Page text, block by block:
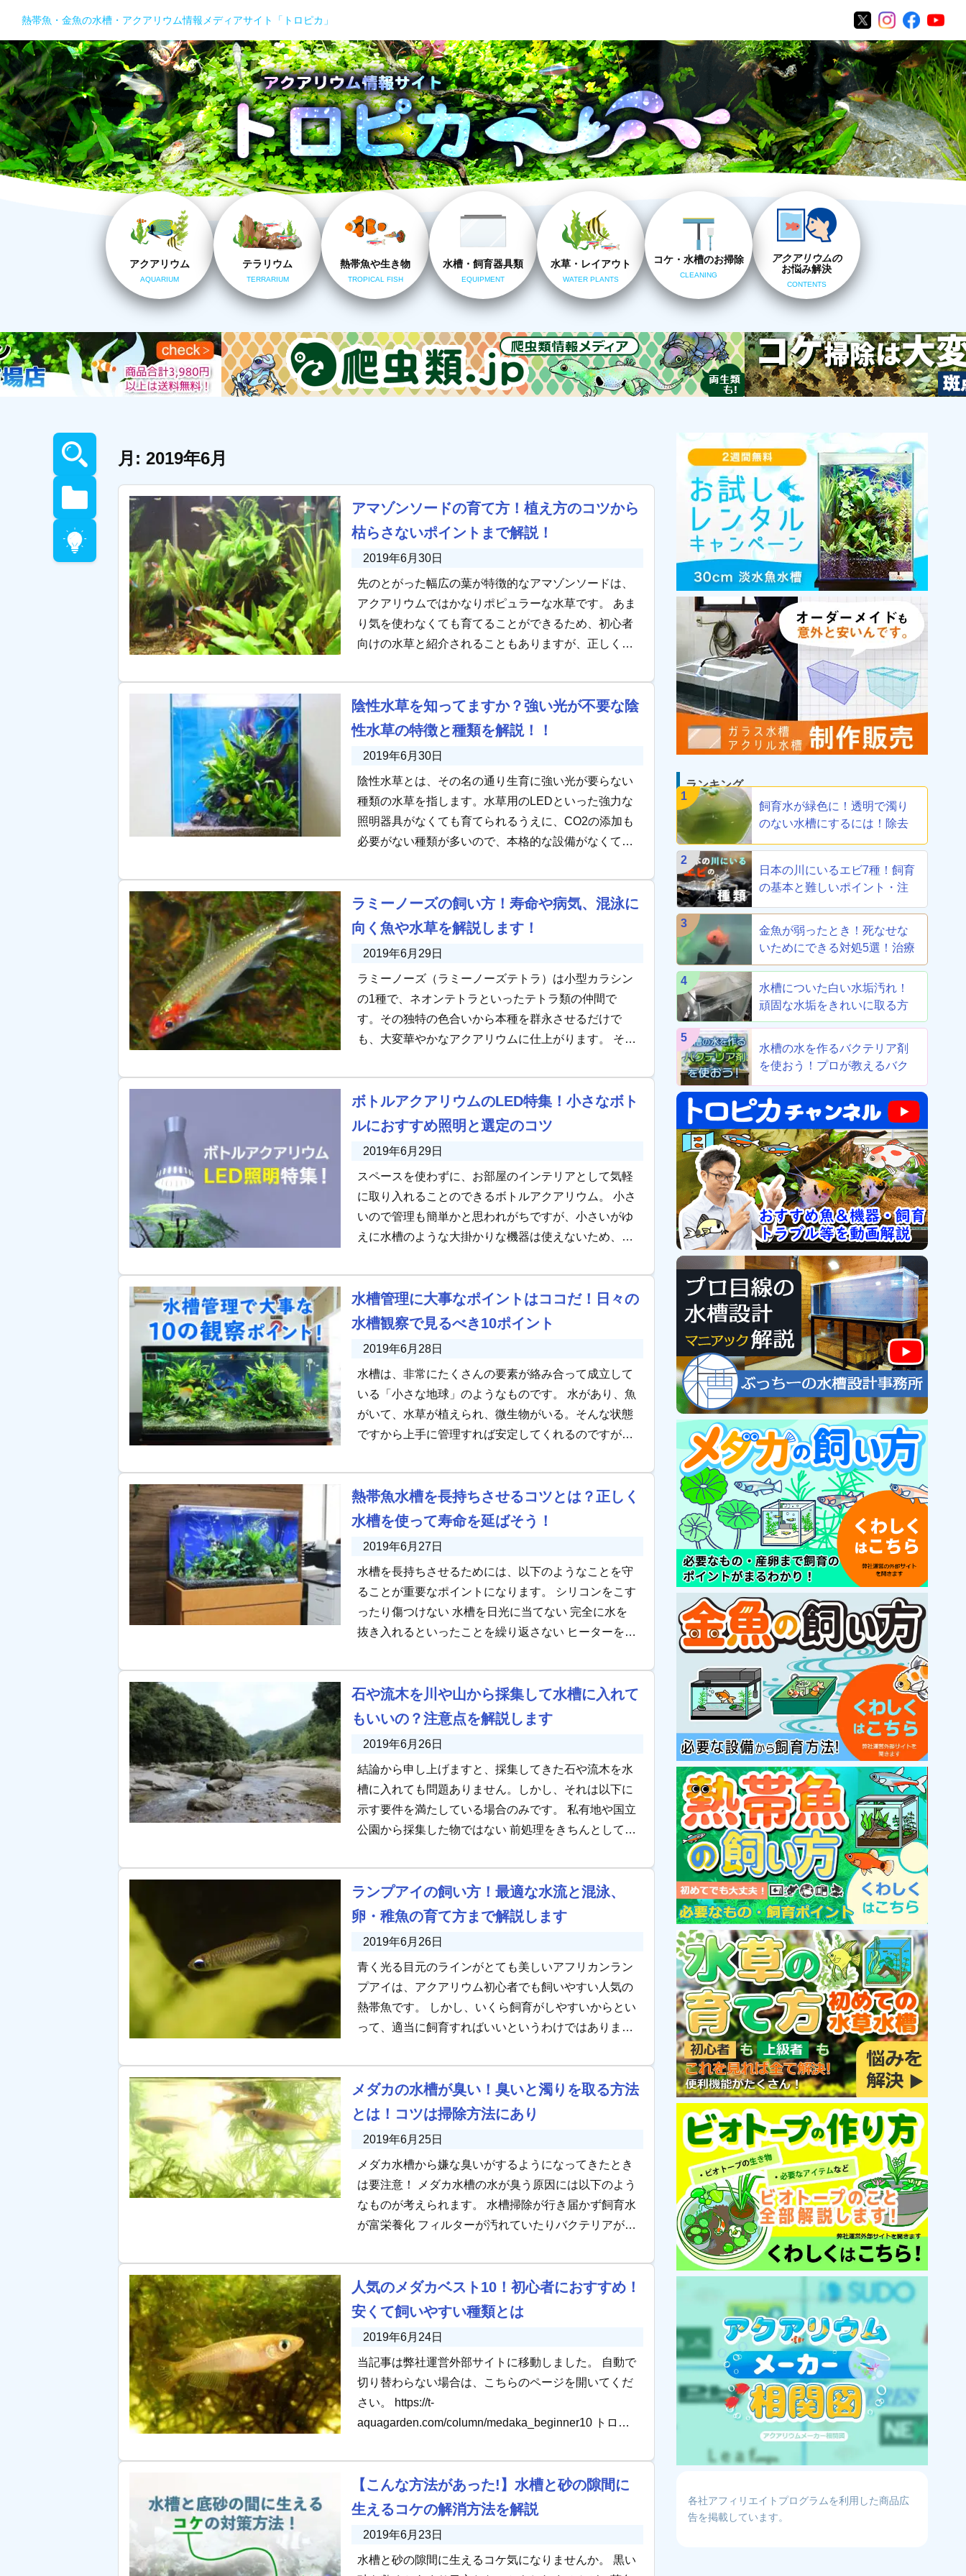
熱帯魚・金魚の水槽・アクアリウム情報メディアサイト「トロピカ」
アクアリウム
AQUARIUM
テラリウム
TERRARIUM
熱帯魚や生き物
TROPICAL FISH
水槽・飼育器具類
EQUIPMENT
水草・レイアウト
WATER PLANTS
コケ・水槽のお掃除
CLEANING
アクアリウムの
お悩み解決
CONTENTS
月:2019年6月
アマゾンソードの育て方！植え方のコツから
枯らさないポイントまで解説！
2019年6月30日
先のとがった幅広の葉が特徴的なアマゾンソードは、
アクアリウムではかなりポピュラーな水草です。 あま
り気を使わなくても育てることができるため、初心者
向けの水草と紹介されることもありますが、正しく育
陰性水草を知ってますか？強い光が不要な陰
性水草の特徴と種類を解説！！
2019年6月30日
陰性水草とは、その名の通り生育に強い光が要らない
種類の水草を指します。水草用のLEDといった強力な
照明器具がなくても育てられるうえに、CO2の添加も
必要がない種類が多いので、本格的な設備がなくても
ラミーノーズの飼い方！寿命や病気、混泳に
向く魚や水草を解説します！
2019年6月29日
ラミーノーズ（ラミーノーズテトラ）は小型カラシン
の1種で、ネオンテトラといったテトラ類の仲間で
す。その独特の色合いから本種を群永させるだけで
も、大変華やかなアクアリウムに仕上がります。 そん
ボトルアクアリウムのLED特集！小さなボト
ルにおすすめ照明と選定のコツ
2019年6月29日
スペースを使わずに、お部屋のインテリアとして気軽
に取り入れることのできるボトルアクアリウム。 小さ
いので管理も簡単かと思われがちですが、小さいがゆ
えに水槽のような大掛かりな機器は使えないため、逆
水槽管理に大事なポイントはココだ！日々の
水槽観察で見るべき10ポイント
2019年6月28日
水槽は、非常にたくさんの要素が絡み合って成立して
いる「小さな地球」のようなものです。 水があり、魚
がいて、水草が植えられ、微生物がいる。そんな状態
ですから上手に管理すれば安定してくれるのですが、
熱帯魚水槽を長持ちさせるコツとは？正しく
水槽を使って寿命を延ばそう！
2019年6月27日
水槽を長持ちさせるためには、以下のようなことを守
ることが重要なポイントになります。 シリコンをこす
ったり傷つけない 水槽を日光に当てない 完全に水を
抜き入れるといったことを繰り返さない ヒーターを水
石や流木を川や山から採集して水槽に入れて
もいいの？注意点を解説します
2019年6月26日
結論から申し上げますと、採集してきた石や流木を水
槽に入れても問題ありません。しかし、それは以下に
示す要件を満たしている場合のみです。 私有地や国立
公園から採集した物ではない 前処理をきちんとしてい
ランプアイの飼い方！最適な水流と混泳、
卵・稚魚の育て方まで解説します
2019年6月26日
青く光る目元のラインがとても美しいアフリカンラン
プアイは、アクアリウム初心者でも飼いやすい人気の
熱帯魚です。 しかし、いくら飼育がしやすいからとい
って、適当に飼育すればいいというわけではありませ
メダカの水槽が臭い！臭いと濁りを取る方法
とは！コツは掃除方法にあり
2019年6月25日
メダカ水槽から嫌な臭いがするようになってきたとき
は要注意！ メダカ水槽の水が臭う原因には以下のよう
なものが考えられます。 水槽掃除が行き届かず飼育水
が富栄養化 フィルターが汚れていたりバクテリアが足
人気のメダカベスト10！初心者におすすめ！
安くて飼いやすい種類とは
2019年6月24日
当記事は弊社運営外部サイトに移動しました。 自動で
切り替わらない場合は、こちらのページを開いてくだ
さい。 https://t-
aquagarden.com/column/medaka_beginner10 トロピ
【こんな方法があった!】水槽と砂の隙間に
生えるコケの解消方法を解説
2019年6月23日
水槽と砂の隙間に生えるコケ気になりませんか。 黒い
ランキング
1
飼育水が緑色に！透明で濁り
のない水槽にするには！除去
2
日本の川にいるエビ7種！飼育
の基本と難しいポイント・注
意点を解説
3
金魚が弱ったとき！死なせな
いためにできる対処5選！治療
から養生まで！
4
水槽についた白い水垢汚れ！
頑固な水垢をきれいに取る方
法！
5
水槽の水を作るバクテリア剤
を使おう！プロが教えるバク
テリア剤8選
各社アフィリエイトプログラムを利用した商品広
告を掲載しています。